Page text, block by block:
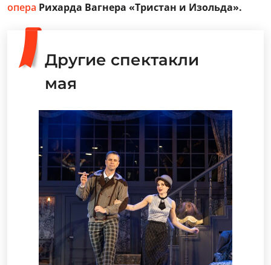
опера Рихарда Вагнера «Тристан и Изольда».
Другие спектакли
мая